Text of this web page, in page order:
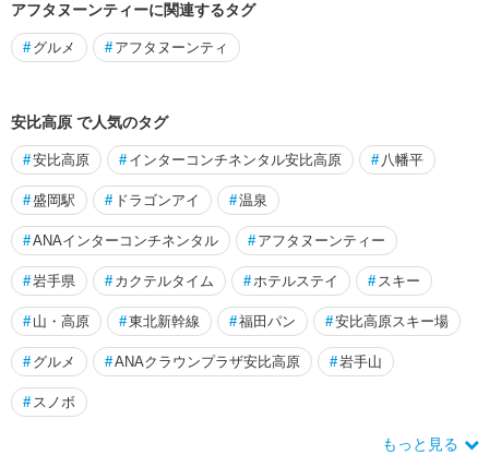
アフタヌーンティーに関連するタグ
# グルメ # アフタヌーンティ
安比高原 で人気のタグ
#安比高原 # インターコンチネンタル安比高原 # 八幡平
#盛岡駅 # ドラゴンアイ #温泉
#ANAインターコンチネンタル # アフタヌーンティー
#岩手県 # カクテルタイム # ホテルステイ # スキー
# 山・高原 #東北新幹線 #福田パン #安比高原スキー場
# グルメ #ANAクラウンプラザ安比高原 #岩手山
# スノボ
もっと見る